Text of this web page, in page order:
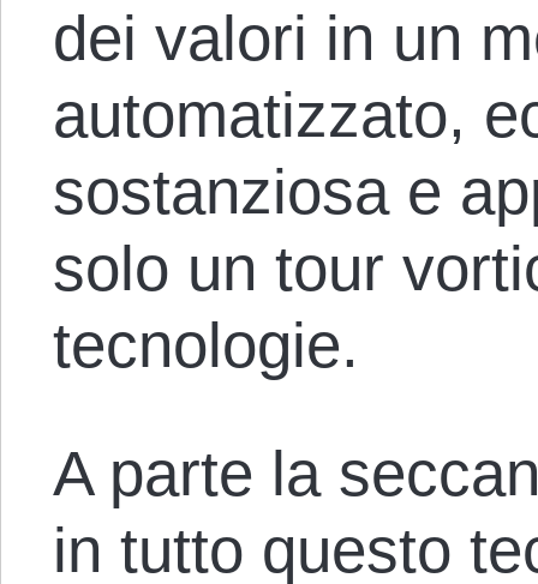
dei valori in un
automatizzato,
sostanziosa e
solo un tour
tecnologie.
A parte la
in tutto questo